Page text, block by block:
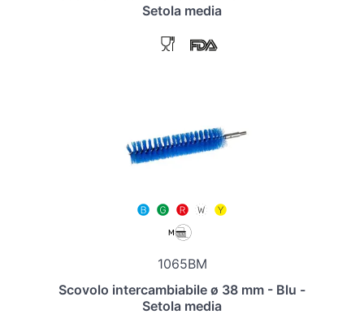
Setola media
1065BM
Scovolo intercambiabile ø 38 mm - Blu -
Setola media